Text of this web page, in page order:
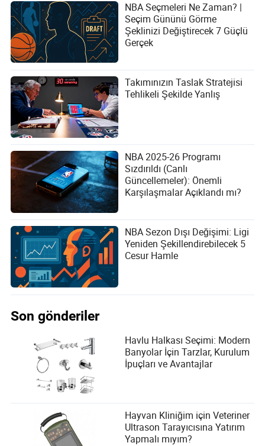
NBA Seçmeleri Ne Zaman? |
Seçim Gününü Görme
Şeklinizi Değiştirecek 7 Güçlü
Gerçek
Takımınızın Taslak Stratejisi
Tehlikeli Şekilde Yanlış
NBA 2025-26 Programı
Sızdırıldı (Canlı
Güncellemeler): Önemli
Karşılaşmalar Açıklandı mı?
NBA Sezon Dışı Değişimi: Ligi
Yeniden Şekillendirebilecek 5
Cesur Hamle
Son gönderiler
Havlu Halkası Seçimi: Modern
Banyolar İçin Tarzlar, Kurulum
İpuçları ve Avantajlar
Hayvan Kliniğim için Veteriner
Ultrason Tarayıcısına Yatırım
Yapmalı mıyım?